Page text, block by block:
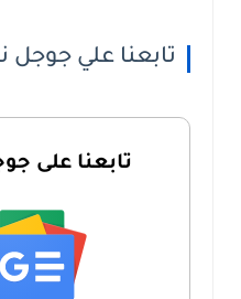
تابعنا علي جوجل
تابعنا على